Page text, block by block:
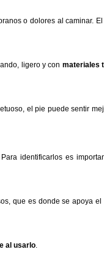
o dolores al caminar.
ligero y con materiales
el pie puede sentir
identificarlos es
que es donde se apoya
al usarlo.